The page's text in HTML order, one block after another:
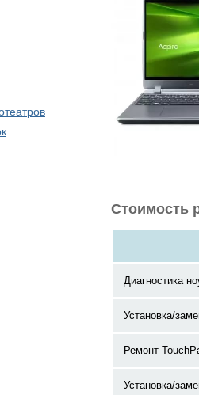
Стоимость
Диагностика
Установка/
Ремонт
Установка/